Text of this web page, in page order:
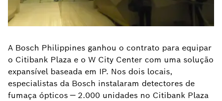
A Bosch Philippines ganhou o contrato para equipar
o Citibank Plaza e o W City Center com uma solução
expansível baseada em IP. Nos dois locais,
especialistas da Bosch instalaram detectores de
fumaça ópticos — 2.000 unidades no Citibank Plaza